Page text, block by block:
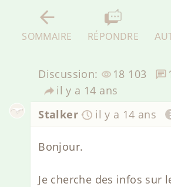
SOMMAIRE RÉPONDRE
Discussion: 18 103
il y a 14 ans
Stalker
il y a 14 ans
Bonjour.
Je cherche des infos sur